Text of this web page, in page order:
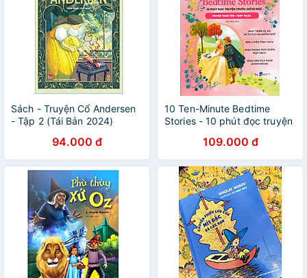
Sách - Truyện Cổ Andersen
- Tập 2 (Tái Bản 2024)
94.000 đ
10 Ten-Minute Bedtime
Stories - 10 phút đọc truyện
thần tiên - Classic Stories) -
Song ngữ Việt Anh, tặng
kèm file nghe Audio book
109.000 đ